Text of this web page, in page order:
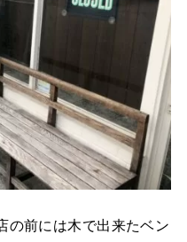
の前には木で出来たベン